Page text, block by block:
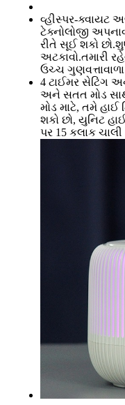
વ્હીસ્પર-ક્વાયટ
ટેક્નોલોજી
રીતે સૂઈ શકો
અટકાવો.તમારી
ઉચ્ચ
4 ટાઈમર સેટિંગ
અને સતત મોડ સાથે
મોડ માટે, તમે હાઈ
શકો છો, યુનિટ
પર 15 કલાક